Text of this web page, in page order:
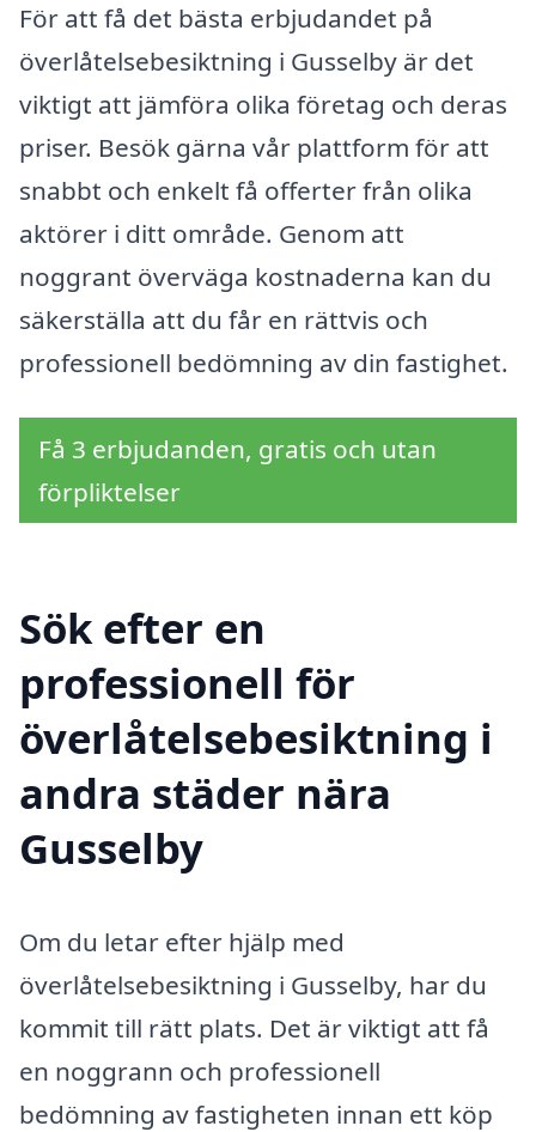
För att få det bästa erbjudandet på
överlåtelsebesiktning i Gusselby är det
viktigt att jämföra olika företag och deras
priser. Besök gärna vår plattform för att
snabbt och enkelt få offerter från olika
aktörer i ditt område. Genom att
noggrant överväga kostnaderna kan du
säkerställa att du får en rättvis och
professionell bedömning av din fastighet.
Få 3 erbjudanden, gratis och utan
förpliktelser
Sök efter en
professionell för
överlåtelsebesiktning i
andra städer nära
Gusselby
Om du letar efter hjälp med
överlåtelsebesiktning i Gusselby, har du
kommit till rätt plats. Det är viktigt att få
en noggrann och professionell
bedömning av fastigheten innan ett köp